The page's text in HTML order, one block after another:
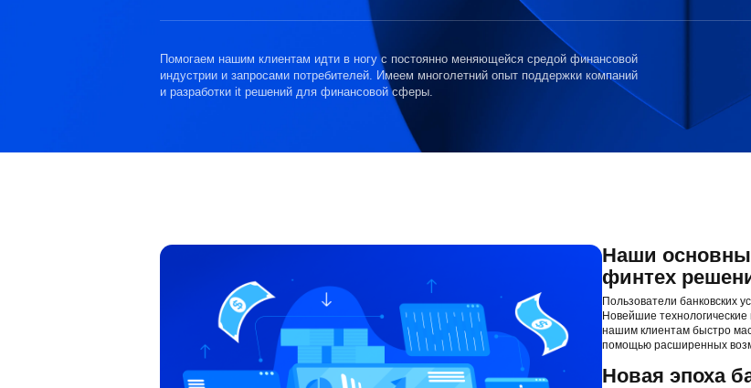
Помогаем нашим клиентам идти в ногу с постоянно меняющейся средой финансовой
индустрии и запросами потребителей. Имеем многолетний опыт поддержки компаний
и разработки it решений для финансовой сферы.
Наши
финтех
Пользователи банковских
Новейшие
нашим клиентам быстро
помощью расширенных
Новая эпоха